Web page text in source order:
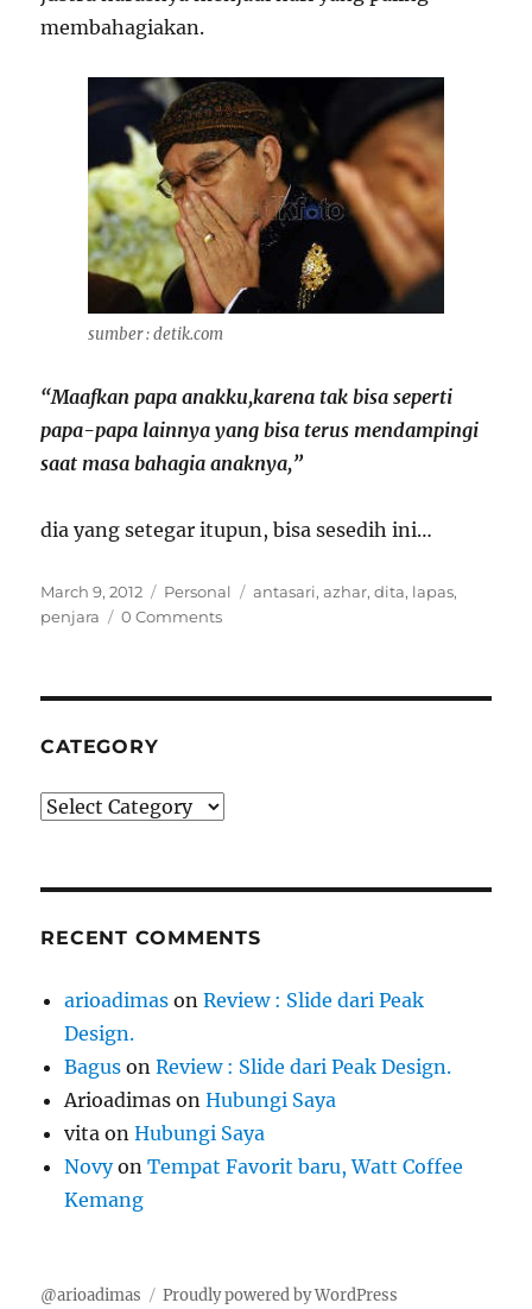
membahagiakan.
sumber : detik.com
“Maafkan papa anakku,karena tak bisa seperti
papa-papa lainnya yang bisa terus mendampingi
saat masa bahagia anaknya,”
dia yang setegar itupun, bisa sesedih ini…
Posted
on
March 9, 2012 Categories
Personal Tags
antasari,azhar,dita, lapas,
penjara
0 Comments
CATEGORY
Category
RECENT COMMENTS
arioadimas onReview : Slide dari Peak
Design.
Bagus onReview : Slide dari Peak Design.
Arioadimas onHubungi Saya
vita onHubungi Saya
NovyonTempat Favorit baru, Watt Coffee
Kemang
@arioadimas Proudly powered by WordPress